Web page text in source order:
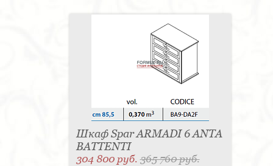
Шкаф Spar ARMADI 6 ANTA
BATTENTI
304 800 руб.365 760 руб.